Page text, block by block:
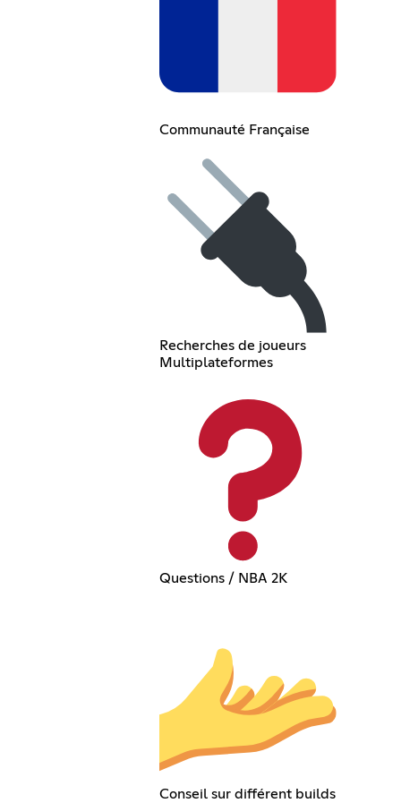
Communauté Française
Recherches de joueurs
Multiplateformes
Questions / NBA 2K
Conseil sur différent builds